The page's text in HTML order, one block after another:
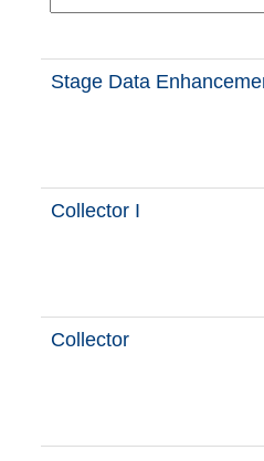
Stage Data
Collector I
Collector